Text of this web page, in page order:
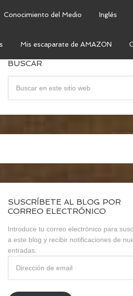
Conocimiento del Medio Inglés
Mis escaparate de AMAZON
BUSCAR
SUSCRÍBETE AL BLOG POR
CORREO ELECTRÓNICO
Introduce tu correo electrónico para
a este blog y recibir notificaciones de
entradas.
email